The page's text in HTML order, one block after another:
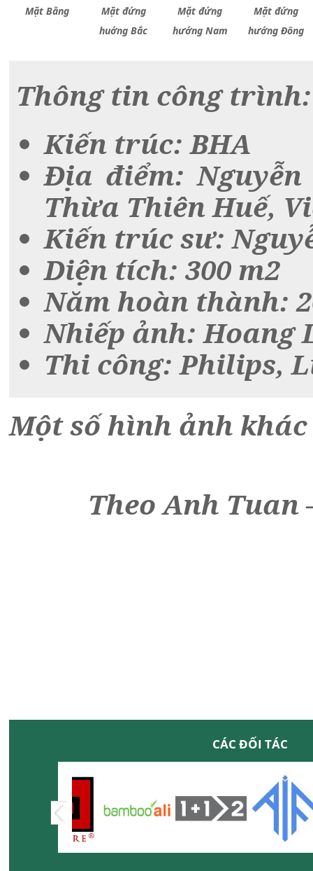
Mặt Bằng
Mặt đứng
huớng Bắc
Mặt đứng
hướng Nam
Mặt đứng
hướng Đông
Thông tin công trình:
Kiến trúc: BHA
Địa điểm:
Thừa Thiên Huế,
Kiến trúc sư:
Diện tích: 300 m2
Năm hoàn thành:
Nhiếp ảnh: Hoang
Thi công: Philips,
Một số hình ảnh
Theo Anh
CÁC ĐỐI TÁC